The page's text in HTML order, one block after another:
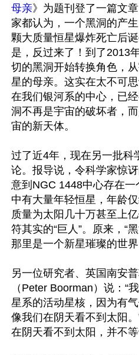
母亲》为题刊登了一篇文
家都认为，一个黑洞的产
颗大质量恒星爆炸死亡后
是，反过来了！到了2013
切的黑洞开始转换角色，
星的母亲。这实在太不可
在我们银河系的中心，已
洞不再是宇宙的破坏者，
宙的新天体。
过了近4年，现在另一批科
论。报导说，令科学家惊
意到NGC 1448中心存在
中有大量年轻恒星，年龄
质量为太阳几十万甚至上
符其实的“巨人”。原来，“
那里是一个新星璀璨的世界
另一位研究者、英国南安
（Peter Boorman）说：“
星系的活动星核，因为有
像我们在阴天看不到太阳
在阴天看不到太阳，并不